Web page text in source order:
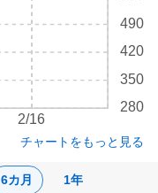
6カ月 1年
280
350
420
490
2/16
チャートをもっと見る